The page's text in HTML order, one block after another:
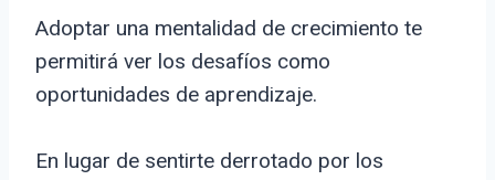
Adoptar una mentalidad de crecimiento te
permitirá ver los desafíos como
oportunidades de aprendizaje.
En lugar de sentirte derrotado por los